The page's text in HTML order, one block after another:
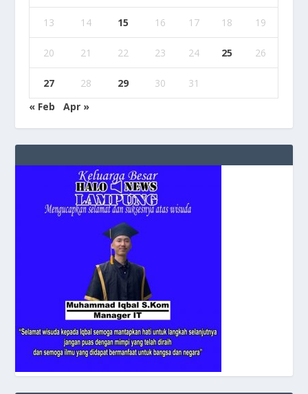
13 14 15 16 17 18 19
20 21 22 23 24 25 26
27 28 29 30
31
« Feb
Apr »